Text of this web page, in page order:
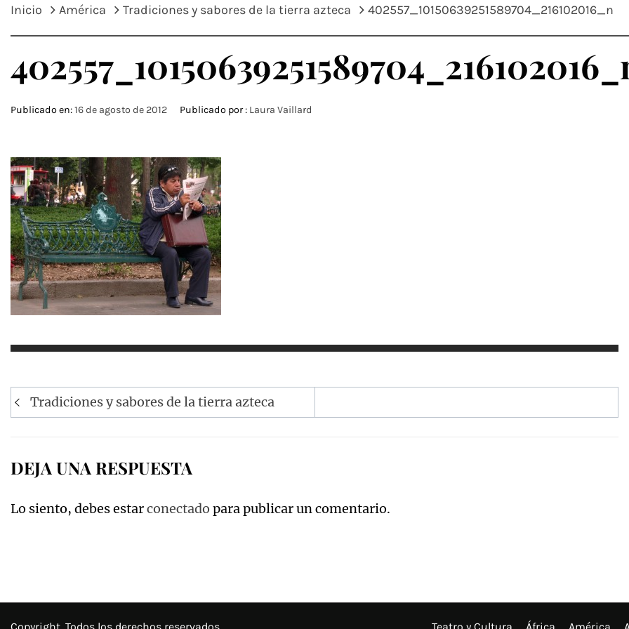
Inicio América Tradiciones y sabores de la tierra azteca 402557_10150639251589704_216102016_n
Publicado en:16 de agosto de 2012 Publicado por : Laura Vaillard
Navegación
de
Tradiciones y sabores de la tierra azteca
DEJA UNA RESPUESTA
Lo siento, debes estarconectado para publicar un comentario.